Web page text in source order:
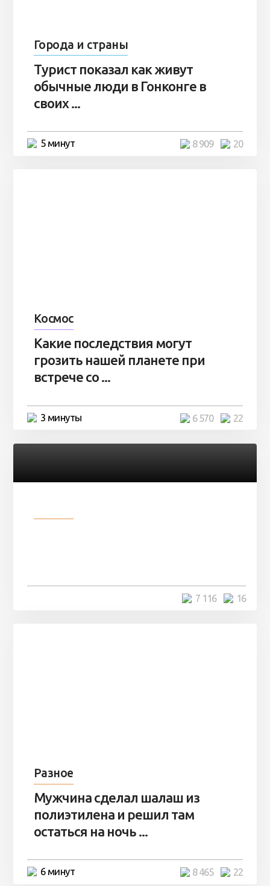
Города и страны
Турист показал как живут
обычные люди в Гонконге в
своих ...
5 минут 20
8 909
Космос
Какие последствия могут
грозить нашей планете при
встрече со ...
3 минуты 22
6 570
16
7 116
Разное
Мужчина сделал шалаш из
полиэтилена и решил там
остаться на ночь ...
6 минут 22
8 465